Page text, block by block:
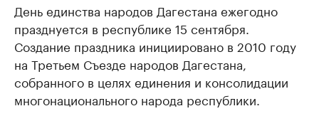
День единства народов Дагестана ежегодно
празднуется в республике 15 сентября.
Создание праздника инициировано в 2010 году
на Третьем Съезде народов Дагестана,
собранного в целях единения и консолидации
многонационального народа республики.